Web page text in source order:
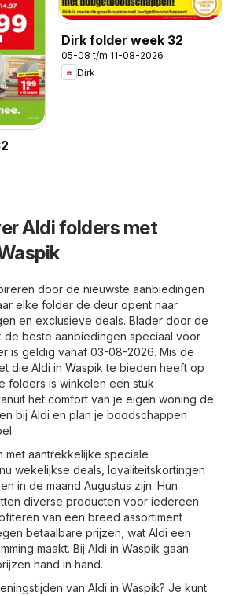
Dirk folder week 32
05-08 t/m 11-08-2026
Dirk
Aldi folders met
door de nieuwste aanbiedingen
elke folder de deur opent naar
en exclusieve deals. Blader door de
beste aanbiedingen speciaal voor
is geldig vanaf 03-08-2026. Mis de
die Aldi in Waspik te bieden heeft op
folders is winkelen een stuk
het comfort van je eigen woning de
bij Aldi en plan je boodschappen
met aantrekkelijke speciale
wekelijkse deals, loyaliteitskortingen
in de maand Augustus zijn. Hun
diverse producten voor iedereen.
van een breed assortiment
betaalbare prijzen, wat Aldi een
maakt. Bij Aldi in Waspik gaan
hand in hand.
van Aldi in Waspik? Je kunt